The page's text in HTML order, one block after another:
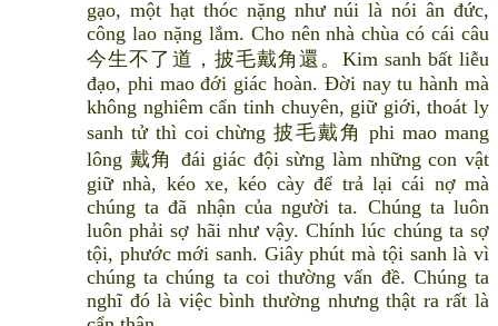
gạo, một hạt thóc nặng như núi là nói ân đức,
công lao nặng lắm. Cho nên nhà chùa có cái câu
今生不了道，披毛戴角還。Kim sanh bất liễu
đạo, phi mao đới giác hoàn. Đời nay tu hành mà
không nghiêm cẩn tinh chuyên, giữ giới, thoát ly
sanh tử thì coi chừng 披毛戴角 phi mao mang
lông 戴角 đái giác đội sừng làm những con vật
giữ nhà, kéo xe, kéo cày để trả lại cái nợ mà
chúng ta đã nhận của người ta. Chúng ta luôn
luôn phải sợ hãi như vậy. Chính lúc chúng ta sợ
tội, phước mới sanh. Giây phút mà tội sanh là vì
chúng ta chúng ta coi thường vấn đề. Chúng ta
nghĩ đó là việc bình thường nhưng thật ra rất là